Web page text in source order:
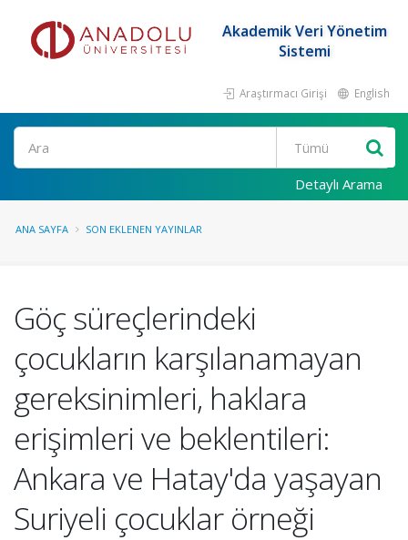
Akademik Veri Yönetim
Sistemi
Araştırmacı Girişi English
Ara
Detaylı Arama
ANA SAYFA SON EKLENEN YAYINLAR
Göç süreçlerindeki
çocukların karşılanamayan
gereksinimleri, haklara
erişimleri ve beklentileri:
Ankara ve Hatay'da yaşayan
Suriyeli çocuklar örneği